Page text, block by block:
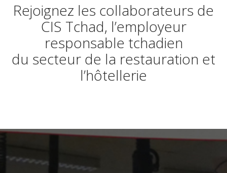
Rejoignez les collaborateurs de
CIS Tchad, l’employeur
responsable tchadien
du secteur de la restauration et
l’hôtellerie